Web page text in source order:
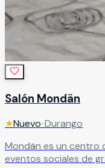
Salón Mondän
★Nuevo•Durango
Mondän es un centro
eventos sociales de